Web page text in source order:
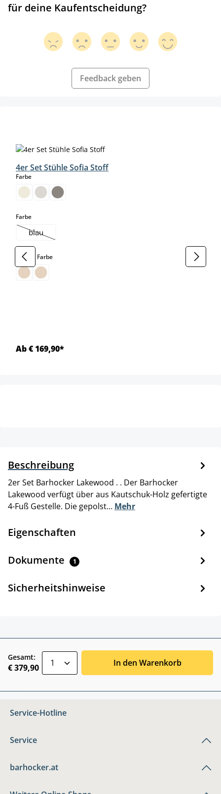
für deine Kaufentscheidung?
Feedback geben
4er Set Stühle Sofia Stoff
Farbeauswählen
Farbeauswählen
blau
(Diese Option ist zurzeit nicht verfügbar.)
Gestell Farbeauswählen
Ab € 169,90*
Beschreibung
2er Set Barhocker Lakewood . . Der Barhocker
Lakewood verfügt über aus Kautschuk-Holz gefertigte
4-Fuß Gestelle. Die gepolst… Mehr
Eigenschaften
Dokumente 1
Sicherheitshinweise
Gesamt:
€ 379,90 In den Warenkorb
Service-Hotline
Service
barhocker.at